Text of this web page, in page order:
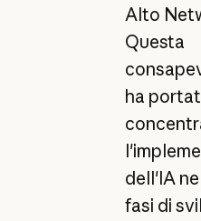
Alto
Questa
ha
dell'IA
fasi di